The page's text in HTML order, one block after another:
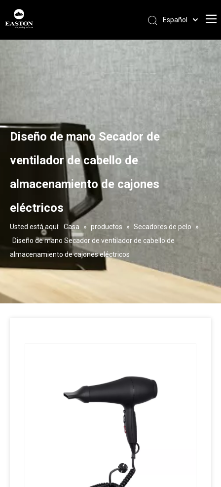
Español
Diseño de mano Secador de
ventilador de cabello de
almacenamiento de cajones
eléctricos
Usted está aquí: Casa » productos » Secadores de pelo
»
Diseño de mano Secador de ventilador de cabello de
almacenamiento de cajones eléctricos